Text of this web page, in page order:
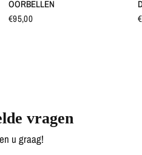
OORBELLEN
€95,00
vragen
u graag!